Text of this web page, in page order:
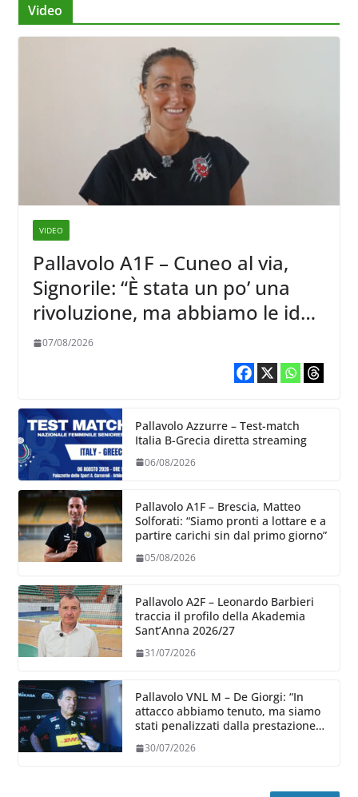
Video
VIDEO
Pallavolo A1F – Cuneo al via,
Signorile: “È stata un po’ una
rivoluzione, ma abbiamo le idee
chiare siu cosa vogliamo fare”
07/08/2026
Pallavolo Azzurre – Test-match
Italia B-Grecia diretta streaming
06/08/2026
Pallavolo A1F – Brescia, Matteo
Solforati: “Siamo pronti a lottare e a
partire carichi sin dal primo giorno”
05/08/2026
Pallavolo A2F – Leonardo Barbieri
traccia il profilo della Akademia
Sant’Anna 2026/27
31/07/2026
Pallavolo VNL M – De Giorgi: “In
attacco abbiamo tenuto, ma siamo
stati penalizzati dalla prestazione
30/07/2026